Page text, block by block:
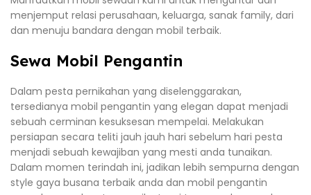
menjemput relasi perusahaan, keluarga, sanak family, dari
dan menuju bandara dengan mobil terbaik.
Sewa Mobil Pengantin
Dalam pesta pernikahan yang diselenggarakan,
tersedianya mobil pengantin yang elegan dapat menjadi
sebuah cerminan kesuksesan mempelai. Melakukan
persiapan secara teliti jauh jauh hari sebelum hari pesta
menjadi sebuah kewajiban yang mesti anda tunaikan.
Dalam momen terindah ini, jadikan lebih sempurna dengan
style gaya busana terbaik anda dan mobil pengantin